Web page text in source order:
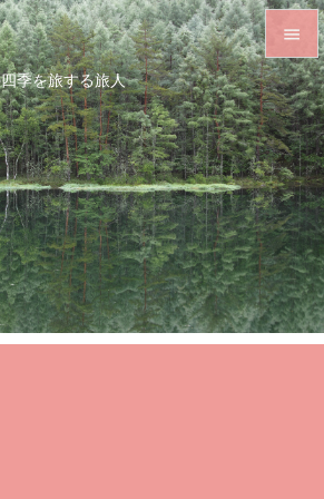
季を旅する旅人


メニュ

サイド

前へ

次へ

検索